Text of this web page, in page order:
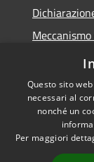
Accessibilità
Questo sito
necessari al
nonché un
Per maggiori